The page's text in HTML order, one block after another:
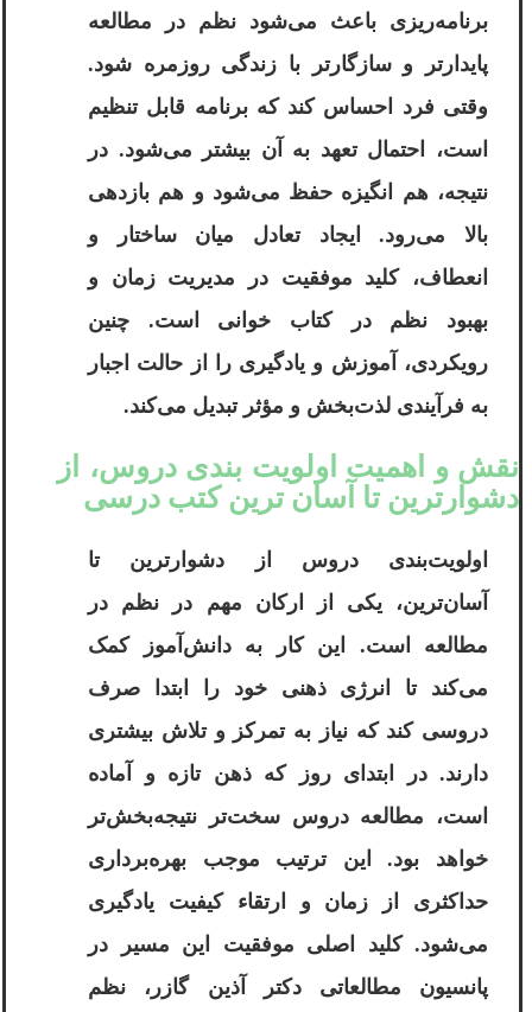
برنامه‌ریزی باعث می‌شود نظم در مطالعه
پایدارتر و سازگارتر با زندگی روزمره شود.
وقتی فرد احساس کند که برنامه قابل تنظیم
است، احتمال تعهد به آن بیشتر می‌شود. در
نتیجه، هم انگیزه حفظ می‌شود و هم بازدهی
بالا می‌رود. ایجاد تعادل میان ساختار و
انعطاف، کلید موفقیت در مدیریت زمان و
بهبود نظم در کتاب خوانی است. چنین
رویکردی، آموزش و یادگیری را از حالت اجبار
به فرآیندی لذت‌بخش و مؤثر تبدیل می‌کند.
نقش و اهمیت اولویت ‌بندی دروس، از
دشوارترین تا آسان ترین کتب درسی
اولویت‌بندی دروس از دشوارترین تا
آسان‌ترین، یکی از ارکان مهم در نظم در
مطالعه است. این کار به دانش‌آموز کمک
می‌کند تا انرژی ذهنی خود را ابتدا صرف
دروسی کند که نیاز به تمرکز و تلاش بیشتری
دارند. در ابتدای روز که ذهن تازه و آماده
است، مطالعه دروس سخت‌تر نتیجه‌بخش‌تر
خواهد بود. این ترتیب موجب بهره‌برداری
حداکثری از زمان و ارتقاء کیفیت یادگیری
می‌شود. کلید اصلی موفقیت این مسیر در
پانسیون مطالعاتی دکتر آذین گازر، نظم